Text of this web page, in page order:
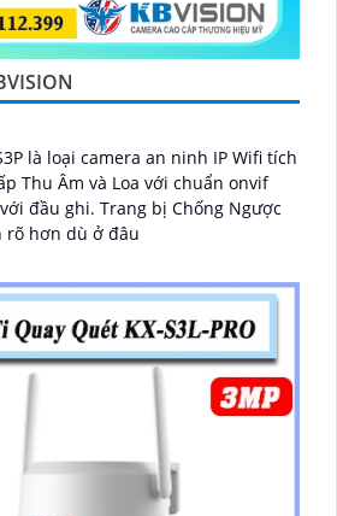
là loại camera an ninh IP Wifi tích
Thu Âm và Loa với chuẩn onvif
bị Chống Ngược
rõ hơn dù ở đâu